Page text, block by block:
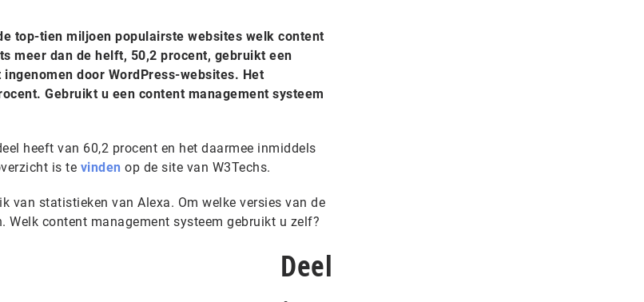
top-tien miljoen populairste websites welk content
meer dan de helft, 50,2 procent, gebruikt een
door WordPress-websites. Het
Gebruikt u een content management systeem
heeft van 60,2 procent en het daarmee inmiddels
is te vinden op de site van W3Techs.
van statistieken van Alexa. Om welke versies van de
Welk content management systeem gebruikt u zelf?
Deel